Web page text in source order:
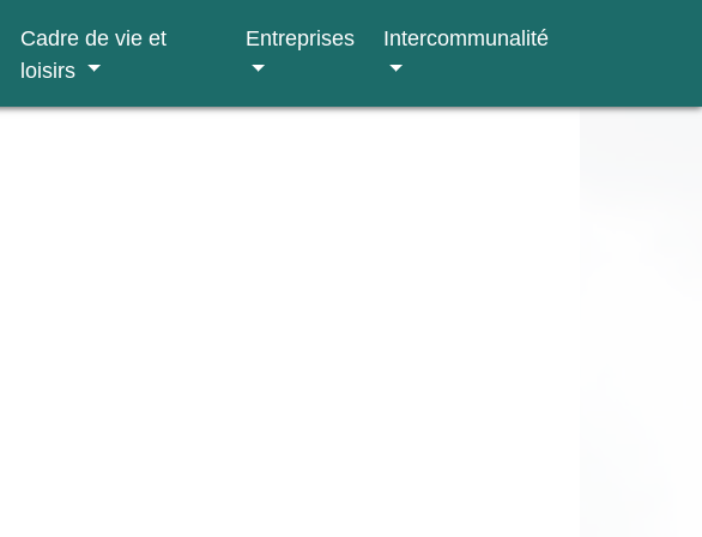
Cadre de vie et
loisirs
Entreprises Intercommunalité